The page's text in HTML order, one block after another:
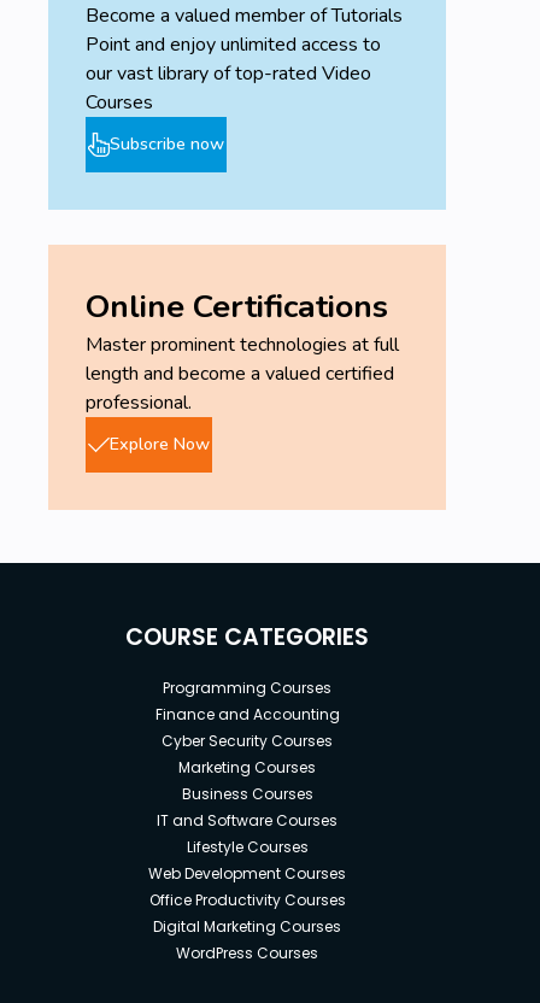
Become a valued member of Tutorials
Point and enjoy unlimited access to
our vast library of top-rated Video
Courses
Subscribe now
Online Certifications
Master prominent technologies at full
length and become a valued certified
professional.
Explore Now
COURSE CATEGORIES
Programming Courses
Finance and Accounting
Cyber Security Courses
Marketing Courses
Business Courses
IT and Software Courses
Lifestyle Courses
Web Development Courses
Office Productivity Courses
Digital Marketing Courses
WordPress Courses